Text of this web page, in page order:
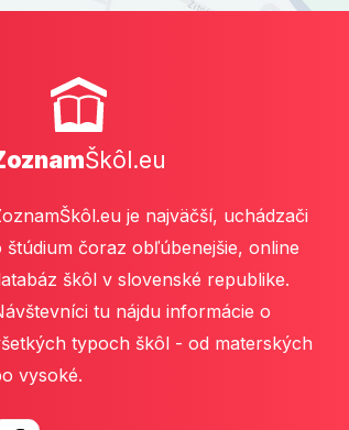
Škôl.eu
je najväčší, uchádzači
štúdium čoraz obľúbenejšie, online
škôl v slovenské republike.
tu nájdu informácie o
typoch škôl - od materských
vysoké.